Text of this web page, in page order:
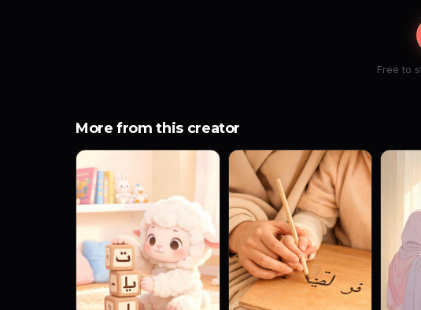
Free to
More from this creator